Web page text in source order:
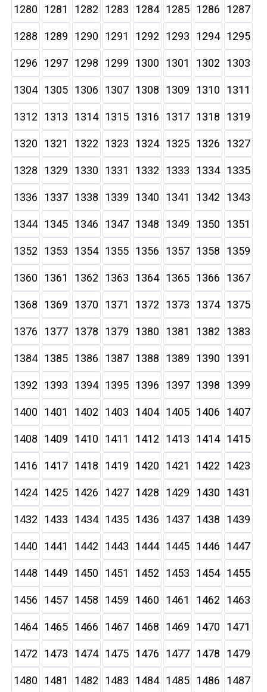
1280 1281 1282 1283 1284 1285 1286 1287
1288 1289 1290 1291 1292 1293 1294 1295
1296 1297 1298 1299 1300 1301 1302 1303
1304 1305 1306 1307 1308 1309 1310 1311
1312 1313 1314 1315 1316 1317 1318 1319
1320 1321 1322 1323 1324 1325 1326 1327
1328 1329 1330 1331 1332 1333 1334 1335
1336 1337 1338 1339 1340 1341 1342 1343
1344 1345 1346 1347 1348 1349 1350 1351
1352 1353 1354 1355 1356 1357 1358 1359
1360 1361 1362 1363 1364 1365 1366 1367
1368 1369 1370 1371 1372 1373 1374 1375
1376 1377 1378 1379 1380 1381 1382 1383
1384 1385 1386 1387 1388 1389 1390 1391
1392 1393 1394 1395 1396 1397 1398 1399
1400 1401 1402 1403 1404 1405 1406 1407
1408 1409 1410 1411 1412 1413 1414 1415
1416 1417 1418 1419 1420 1421 1422 1423
1424 1425 1426 1427 1428 1429 1430 1431
1432 1433 1434 1435 1436 1437 1438 1439
1440 1441 1442 1443 1444 1445 1446 1447
1448 1449 1450 1451 1452 1453 1454 1455
1456 1457 1458 1459 1460 1461 1462 1463
1464 1465 1466 1467 1468 1469 1470 1471
1472 1473 1474 1475 1476 1477 1478 1479
1480 1481 1482 1483 1484 1485 1486 1487